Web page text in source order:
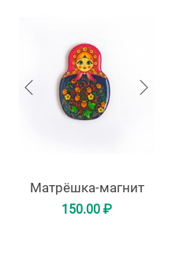
Матрёшка-магнит
150.00 ₽